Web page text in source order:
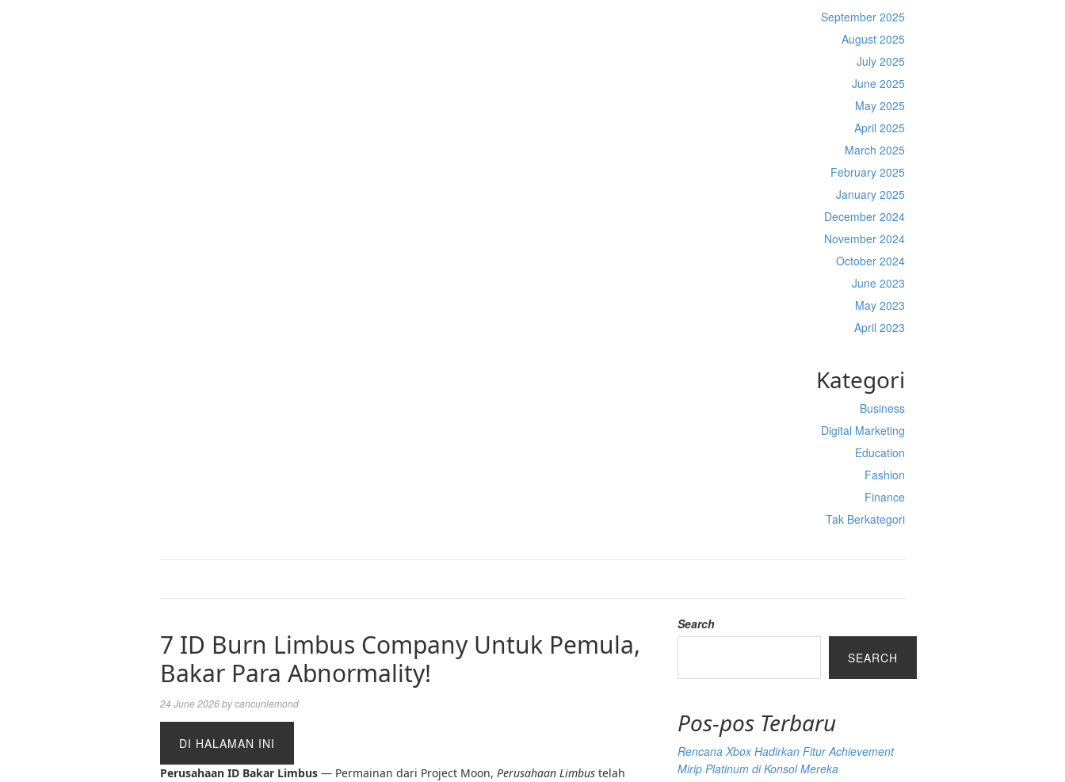
September 2025
August 2025
July 2025
June 2025
May 2025
April 2025
March 2025
February 2025
January 2025
December 2024
November 2024
October 2024
June 2023
May 2023
April 2023
Kategori
Business
Digital Marketing
Education
Fashion
Finance
Tak Berkategori
7 ID Burn Limbus Company Untuk Pemula,
Bakar Para Abnormality!
24 June 2026bycancunlemond
DI HALAMAN INI
Perusahaan ID Bakar Limbus — Permainan dari Project Moon, Perusahaan Limbus telah
Search
SEARCH
Pos-pos Terbaru
Rencana Xbox Hadirkan Fitur Achievement
Mirip Platinum di Konsol Mereka